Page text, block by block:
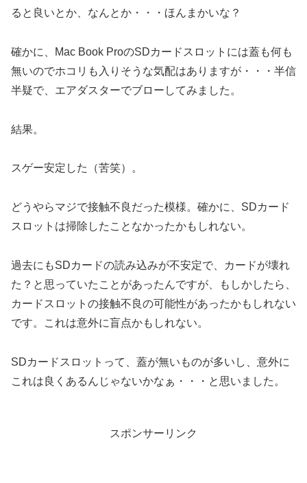
ると良いとか、なんとか・・・ほんまかいな？
確かに、Mac Book ProのSDカードスロットには蓋も何も
無いのでホコリも入りそうな気配はありますが・・・半信
半疑で、エアダスターでブローしてみました。
結果。
スゲー安定した（苦笑）。
どうやらマジで接触不良だった模様。確かに、SDカード
スロットは掃除したことなかったかもしれない。
過去にもSDカードの読み込みが不安定で、カードが壊れ
た？と思っていたことがあったんですが、もしかしたら、
カードスロットの接触不良の可能性があったかもしれない
です。これは意外に盲点かもしれない。
SDカードスロットって、蓋が無いものが多いし、意外に
これは良くあるんじゃないかなぁ・・・と思いました。
スポンサーリンク